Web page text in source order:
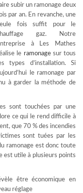
subir un ramonage deux
par an. En revanche, une
fois suffit pour le
gaz. Notre
à Les Mathes
le ramonagesur tous
types d’installation. Si
le ramonage par
à garder la méthode de
sont touchées par une
ce qui le rend difficile à
que 70 % des incendies
sont tuées par les
ramonage est donc toute
est utile à plusieurs points
être économique en
réglage